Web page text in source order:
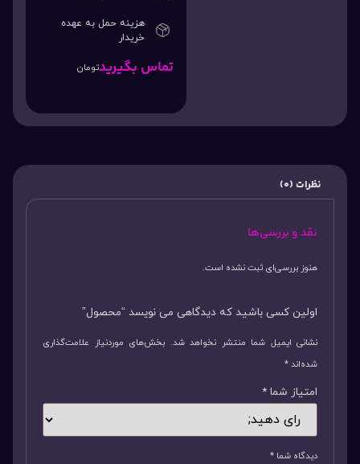
هزینه حمل به عهده
خریدار
تماس بگیریدتومان
نظرات (0)
نقد و بررسی‌ها
هنوز بررسی‌ای ثبت نشده است.
اولین کسی باشید که دیدگاهی می نویسد “محصول”
نشانی ایمیل شما منتشر نخواهد شد. بخش‌های موردنیاز علامت‌گذاری
شده‌اند*
امتیاز شما *
دیدگاه شما *